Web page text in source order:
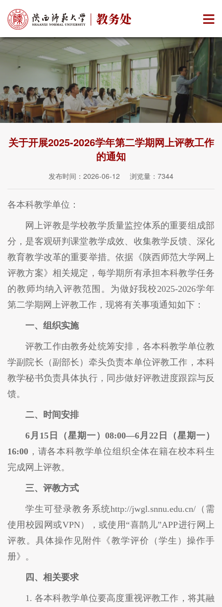
关于开展2025-2026学年第二学期网上评教工作
的通知
发布时间：2026-06-12 浏览量： 7344
各本科教学单位：
网上评教是学校教学质量监控体系的重要组成部
分，是客观研判课堂教学成效、收集教学反馈、深化
教育教学改革的重要举措。依据《陕西师范大学网上
评教方案》相关规定，每学期所有承担本科教学任务
的教师均纳入评教范围。为做好我校2025-2026学年
第二学期网上评教工作，现将有关事项通知如下：
一、组织实施
评教工作由教务处统筹安排，各本科教学单位教
学副院长（副部长）牵头负责本单位评教工作，本科
教学秘书负责具体执行，同步做好评教进度跟踪与反
馈。
二、时间安排
6月15日（星期一）08:00—6月22日（星期一）
16:00 ，请各本科教学单位组织全体在籍在校本科生
完成网上评教。
三、评教方式
学生可登录教务系统http://jwgl.snnu.edu.cn/（需
使用校园网或VPN），或使用“喜鹊儿”APP进行网上
评教。具体操作见附件《教学评价（学生）操作手
册》。
四、相关要求
1. 各本科教学单位要高度重视评教工作，将其融